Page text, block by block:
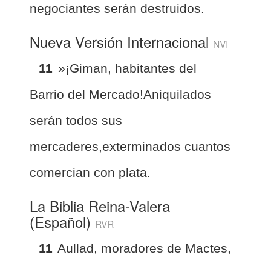
negociantes serán destruidos.
Nueva Versión Internacional NVI
11 »¡Giman, habitantes del
Barrio del Mercado!Aniquilados
serán todos sus
mercaderes,exterminados cuantos
comercian con plata.
La Biblia Reina-Valera
(Español) RVR
11 Aullad, moradores de Mactes,